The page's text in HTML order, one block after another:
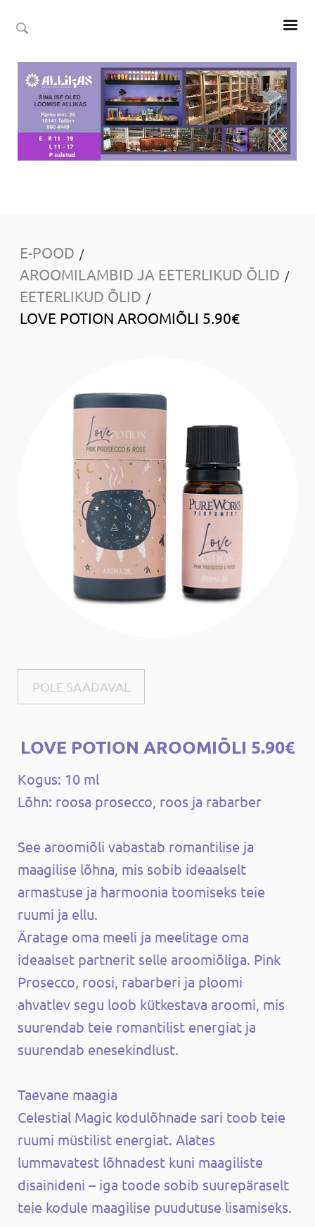
E-POOD /
AROOMILAMBID JA EETERLIKUD ÕLID /
EETERLIKUD ÕLID /
LOVE POTION AROOMIÕLI 5.90€
POLE SAADAVAL
LOVE POTION AROOMIÕLI 5.90€
Kogus: 10 ml
Lõhn: roosa prosecco, roos ja rabarber
See aroomiõli vabastab romantilise ja
maagilise lõhna, mis sobib ideaalselt
armastuse ja harmoonia toomiseks teie
ruumi ja ellu.
Äratage oma meeli ja meelitage oma
ideaalset partnerit selle aroomiõliga. Pink
Prosecco, roosi, rabarberi ja ploomi
ahvatlev segu loob kütkestava aroomi, mis
suurendab teie romantilist energiat ja
suurendab enesekindlust.
Taevane maagia
Celestial Magic kodulõhnade sari toob teie
ruumi müstilist energiat. Alates
lummavatest lõhnadest kuni maagiliste
disainideni – iga toode sobib suurepäraselt
teie kodule maagilise puudutuse lisamiseks.